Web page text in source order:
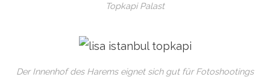
Topkapi Palast
Der Innenhof des Harems eignet sich gut für Fotoshootings